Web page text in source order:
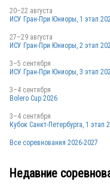
POL
SWE
20–22 августа
ИСУ Гран-При Юниоры, 1 этап
27–29 августа
ИСУ Гран-При Юниоры, 2 этап
3–5 сентября
ИСУ Гран-При Юниоры, 3 этап
3–4 сентября
Bolero Cup 2026
3–4 сентября
Кубок Санкт-Петербурга, 1 этап
Все соревнования 2026-2027
Недавние